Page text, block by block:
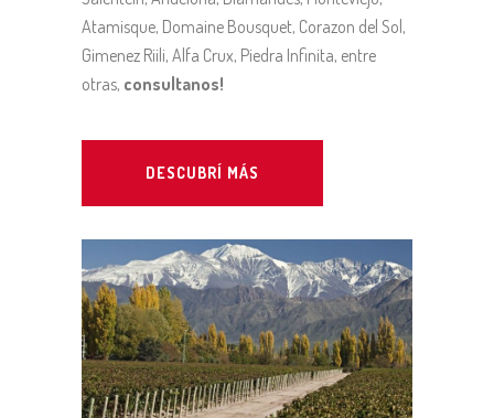
Atamisque, Domaine Bousquet, Corazon del Sol,
Gimenez Riili, Alfa Crux, Piedra Infinita, entre
otras, consultanos!
DESCUBRÍ MÁS